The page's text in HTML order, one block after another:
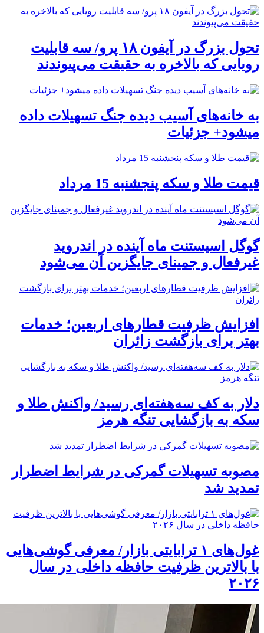
تحول بزرگ در آیفون ۱۸ پرو/ سه قابلیت
رویایی که بالاخره به حقیقت می‌پیوندند
به خانه‌های آسیب دیده جنگ تسهیلات داده
میشود+ جزئیات
قیمت طلا و سکه پنجشنبه 15 مرداد
گوگل اسیستنت ماه آینده در اندروید
غیرفعال و جمینای جایگزین آن می‌شود
افزایش ظرفیت قطارهای اربعین؛ خدمات
بهتر برای بازگشت زائران
دلار به کف سه‌هفته‌ای رسید/ واکنش طلا و
سکه به بازگشایی تنگه هرمز
مصوبه تسهیلات گمرکی در شرایط اضطرار
تمدید شد
غول‌های ۱ ترابایتی بازار/ معرفی گوشی‌هایی
با بالاترین ظرفیت حافظه داخلی در سال
۲۰۲۶